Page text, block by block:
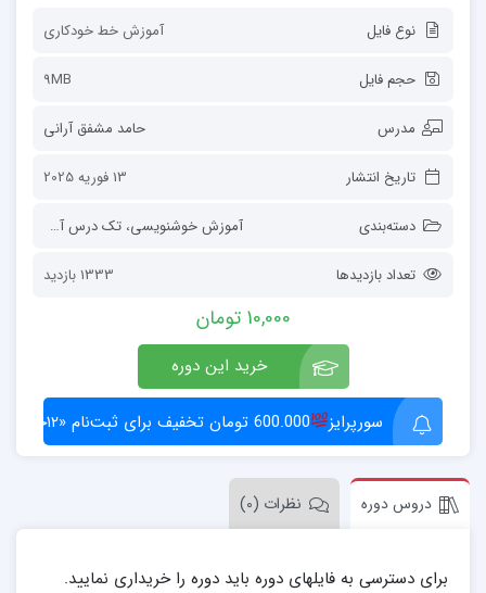
نوع فایل آموزش خط خودکاری
حجم فایل 9MB
مدرس حامد مشفق آرانی
تاریخ انتشار 13 فوریه 2025
دسته‌بندی آموزش خوشنویسی، تک درس‌ آموزش هنری
تعداد بازدیدها 1333 بازدید
10,000 تومان
خرید این دوره
سورپرایز 600.000 تومان تخفیف برای ثبت‌نام «۱۲جلسه‌ای»
دروس دوره نظرات (0)
برای دسترسی به فایلهای دوره باید دوره را خریداری نمایید.